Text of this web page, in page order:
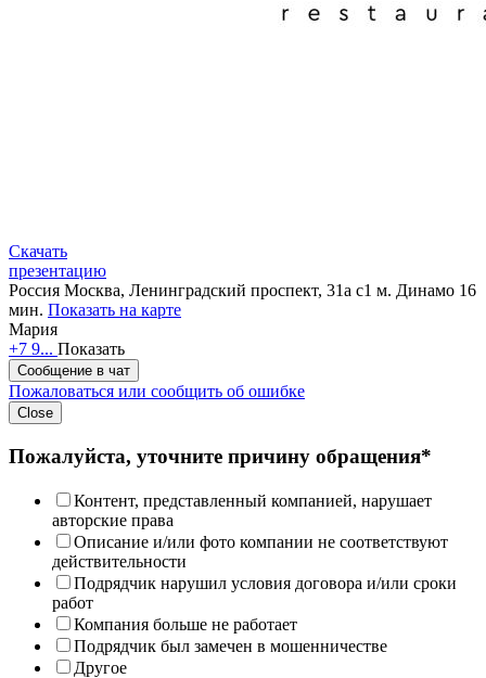
Скачать
презентацию
Россия Москва, Ленинградский проспект, 31а с1 м. Динамо 16
мин. Показать на карте
Мария
+7 9... Показать
Сообщение в чат
Пожаловаться или сообщить об ошибке
Close
Пожалуйста, уточните причину обращения*
Контент, представленный компанией, нарушает
авторские права
Описание и/или фото компании не соответствуют
действительности
Подрядчик нарушил условия договора и/или сроки
работ
Компания больше не работает
Подрядчик был замечен в мошенничестве
Другое